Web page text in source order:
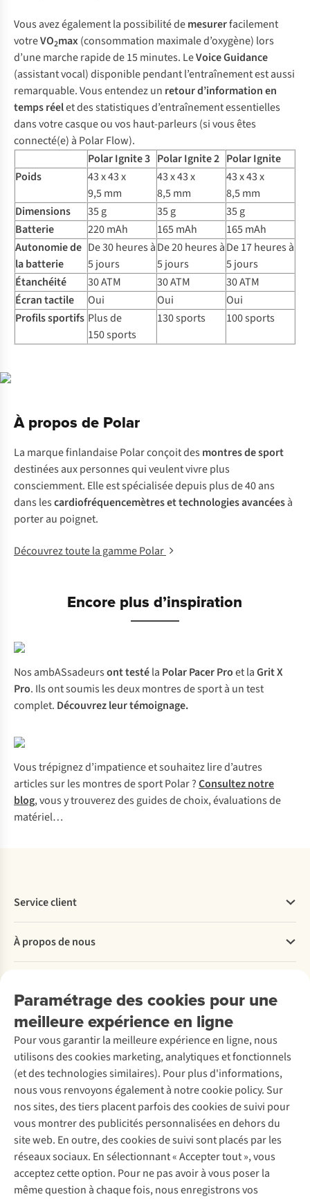
Vous avez également la possibilité demesurerfacilement
votreVO2max(consommation maximale d’oxygène) lors
d’une marche rapide de 15 minutes. LeVoice Guidance
(assistant vocal) disponible pendant l’entraînement est aussi
remarquable. Vous entendez un retour d’information en
temps réelet des statistiques d’entraînement essentielles
dans votre casque ou vos haut-parleurs (si vous êtes
connecté(e) à Polar Flow).
Polar Ignite 3 Polar Ignite 2 Polar Ignite
Poids
43 x 43 x
9,5 mm
43 x 43 x
8,5 mm
43 x 43 x
8,5 mm
Dimensions
35 g 35 g
35 g
Batterie
220 mAh 165 mAh
165 mAh
Autonomie de
la batterie
De 30 heures à
5 jours
De 20 heures à
5 jours
De 17 heures à
5 jours
Étanchéité
30 ATM 30 ATM
30 ATM
Écran tactile
Oui Oui
Oui
Profils sportifs Plus de
150 sports
130 sports 100 sports
À propos de Polar
La marque finlandaise Polar conçoit des montres de sport
destinées aux personnes qui veulent vivre plus
consciemment. Elle est spécialisée depuis plus de 40 ans
dans lescardiofréquencemètres et technologies avancéesà
porter au poignet.
Découvrez toute la gamme Polar
Encore plus d’inspiration
Nos ambASsadeursonttestéla PolarPacerProet laGritX
Pro. Ilsontsoumis lesdeuxmontresdesportà untest
complet. Découvrez leur témoignage.
Vous trépignez d’impatience et souhaitez lire d’autres
articles sur les montres de sport Polar ?Consultez notre
blog, vous y trouverez des guides de choix, évaluations de
matériel…
Paramétrage des cookies pour une
meilleure expérience en ligne
Pour vous garantir la meilleure expérience en ligne, nous
utilisons des cookies marketing, analytiques et fonctionnels
(et des technologies similaires). Pour plus d'informations,
nous vous renvoyons également à notre cookie policy. Sur
nos sites, des tiers placent parfois des cookies de suivi pour
vous montrer des publicités personnalisées en dehors du
site web. En outre, des cookies de suivi sont placés par les
réseaux sociaux. En sélectionnant « Accepter tout », vous
acceptez cette option. Pour ne pas avoir à vous poser la
même question à chaque fois, nous enregistrons vos
Service client
Commander
Payer
Retourner
Rétractation d'une commande
Entretien & réparations
Garantie
Contactez-nous
À propos de nous
Entreprise responsable
À propos d’Ayacucho
Nos magasins
À propos d’A.S.Adventure
Déclaration d'accessibilité
Location / Location sports d’hiver
Seconde-main
Entretien de ski
Service de lavage
Entretien de chaussures
Réparation de chaussures
Réparation de vêtements
Retouches
Pour les entreprises
Découvrez
A.S.Magazine
Explore Camp
Expertise & conseils
Abonnez-vous à la newsletter
Suivez-nous